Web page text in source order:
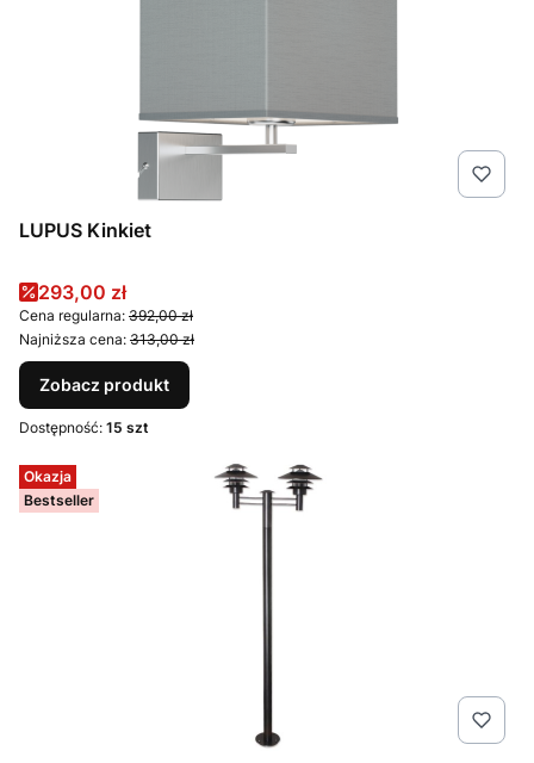
LUPUS Kinkiet
Cena promocyjna
293,00 zł
Cena regularna: 392,00 zł
Najniższa cena: 313,00 zł
Zobacz produkt
Dostępność: 15 szt
Okazja
Bestseller